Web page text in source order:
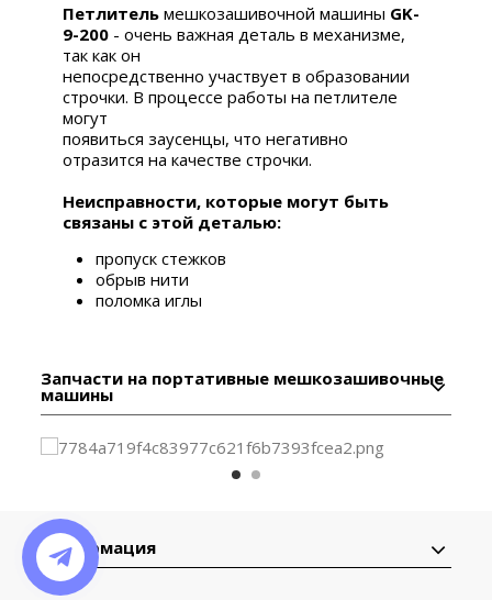
Петлитель мешкозашивочной машины GK-
9-200 - очень важная деталь в механизме,
так как он
непосредственно участвует в образовании
строчки. В процессе работы на петлителе
могут
появиться заусенцы, что негативно
отразится на качестве строчки.
Неисправности, которые могут быть
связаны с этой деталью:
пропуск стежков
обрыв нити
поломка иглы
Запчасти на портативные мешкозашивочные
машины
Информация